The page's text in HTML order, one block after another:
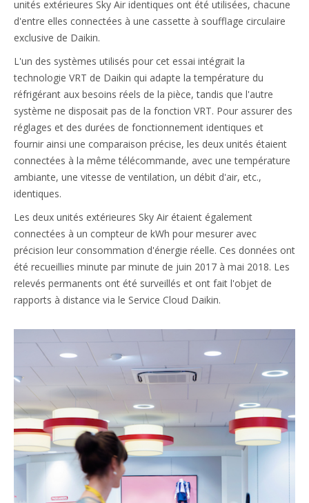
unités extérieures Sky Air identiques ont été utilisées, chacune
d'entre elles connectées à une cassette à soufflage circulaire
exclusive de Daikin.
L'un des systèmes utilisés pour cet essai intégrait la
technologie VRT de Daikin qui adapte la température du
réfrigérant aux besoins réels de la pièce, tandis que l'autre
système ne disposait pas de la fonction VRT. Pour assurer des
réglages et des durées de fonctionnement identiques et
fournir ainsi une comparaison précise, les deux unités étaient
connectées à la même télécommande, avec une température
ambiante, une vitesse de ventilation, un débit d'air, etc.,
identiques.
Les deux unités extérieures Sky Air étaient également
connectées à un compteur de kWh pour mesurer avec
précision leur consommation d'énergie réelle. Ces données ont
été recueillies minute par minute de juin 2017 à mai 2018. Les
relevés permanents ont été surveillés et ont fait l'objet de
rapports à distance via le Service Cloud Daikin.